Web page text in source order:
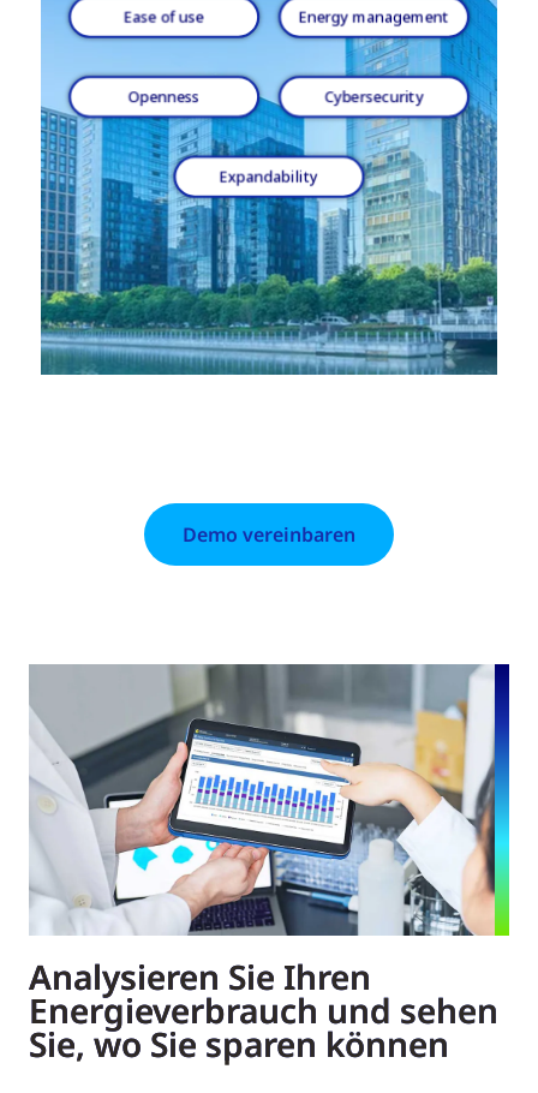
Demo vereinbaren
Analysieren Sie Ihren
Energieverbrauch und sehen
Sie, wo Sie sparen können